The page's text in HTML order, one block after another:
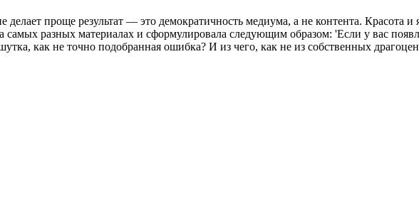
делает проще результат — это демократичность медиума, а не контента.
самых разных материалах и сформулировала следующим образом: 'Если у вас
как не точно подобранная ошибка? И из чего, как не из собственных